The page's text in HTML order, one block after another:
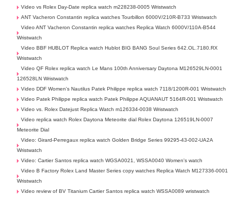
Video vs Rolex Day-Date replica watch m228238-0005 Wristwatch
ANT Vacheron Constantin replica watches Tourbillon 6000V/210R-B733 Wristwatch
Video ANT Vacheron Constantin replica watches Replica Watch 6000V/110A-B544
Wristwatch
Video BBF HUBLOT Replica watch Hublot BIG BANG Soul Series 642.OL.7180.RX
Wristwatch
Video QF Rolex replica watch Le Mans 100th Anniversary Daytona M126529LN-0001
126528LN Wristwatch
Video DDF Women's Nautilus Patek Philippe replica watch 7118/1200R-001 Wristwatch
Video Patek Philippe replica watch Patek Philippe AQUANAUT 5164R-001 Wristwatch
Video vs. Rolex Datejust Replica Watch m126334-0038 Wristwatch
Video replica watch Rolex Daytona Meteorite dial Rolex Daytona 126519LN-0007
Meteorite Dial
Video: Girard-Perregaux replica watch Golden Bridge Series 99295-43-002-UA2A
Wristwatch
Video: Cartier Santos replica watch WGSA0021, WSSA0040 Women's watch
Video B Factory Rolex Land Master Series copy watches Replica Watch M127336-0001
Wristwatch
Video review of BV Titanium Cartier Santos replica watch WSSA0089 wristwatch